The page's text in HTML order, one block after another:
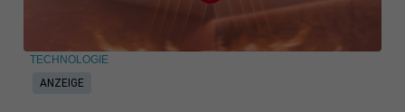
ANZEIGE
TECHNOLOGIE